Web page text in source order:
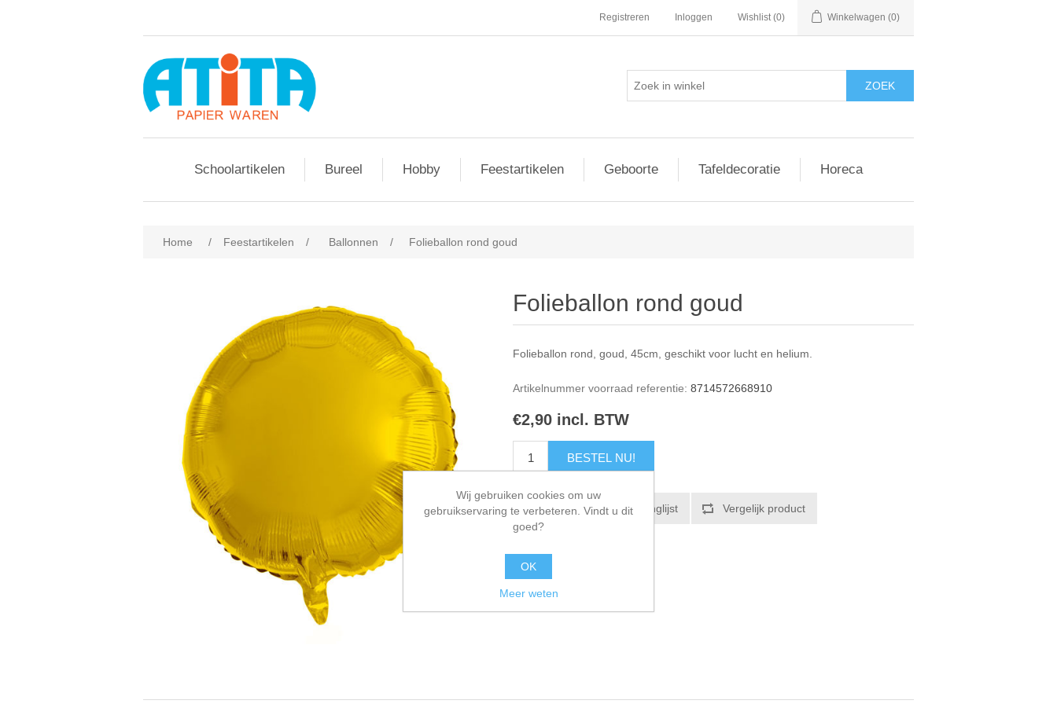
Registreren Inloggen Wishlist (0) Winkelwagen (0)
Schoolartikelen Bureel Hobby Feestartikelen Geboorte Tafeldecoratie Horeca
Home / Feestartikelen / Ballonnen / Folieballon rond goud
Folieballon rond goud
Folieballon rond, goud, 45cm, geschikt voor lucht en helium.
Artikelnummer voorraad referentie: 8714572668910
€2,90 incl. BTW
Wij gebruiken cookies om uw
gebruikservaring te verbeteren. Vindt u dit
goed?
OK
Meer weten